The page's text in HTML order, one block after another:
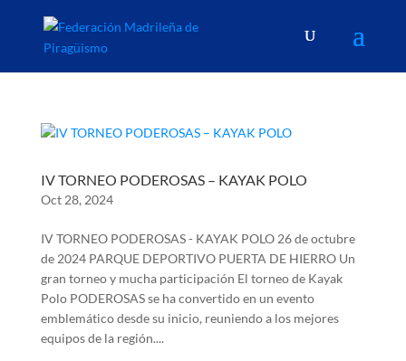
IV TORNEO PODEROSAS – KAYAK POLO
Oct 28, 2024
IV TORNEO PODEROSAS - KAYAK POLO 26 de octubre
de 2024 PARQUE DEPORTIVO PUERTA DE HIERRO Un
gran torneo y mucha participación El torneo de Kayak
Polo PODEROSAS se ha convertido en un evento
emblemático desde su inicio, reuniendo a los mejores
equipos de la región....